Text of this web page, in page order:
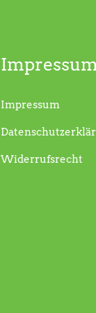
Impressum
Widerrufsrecht